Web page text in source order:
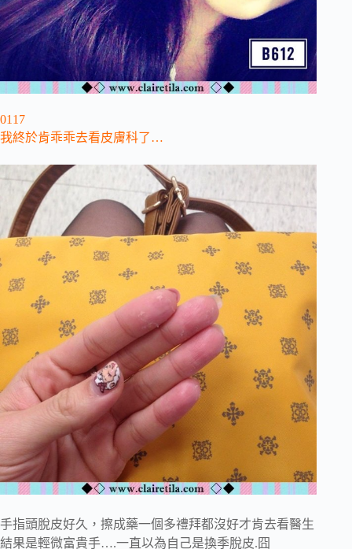
0117
我終於肯乖乖去看皮膚科了…
手指頭脫皮好久，擦成藥一個多禮拜都沒好才肯去看醫生
結果是輕微富貴手….一直以為自己是換季脫皮.囧